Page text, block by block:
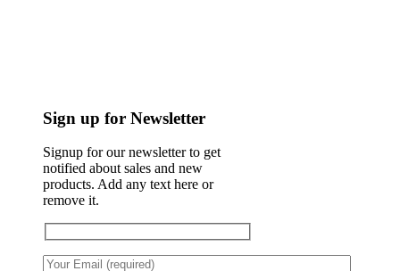
Sign up for Newsletter
Signup for our newsletter to get
notified about sales and new
products. Add any text here or
remove it.